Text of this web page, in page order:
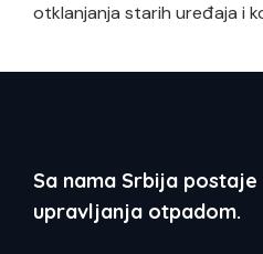
otklanjanja starih uređaja i
Sa nama Srbija
upravljanja otpadom.